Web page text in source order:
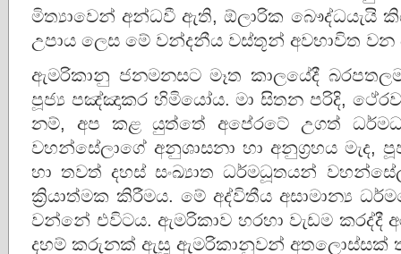
මිත්‍යාවෙන් අන්ධවී ඇති, ඕලාරික බෞද්ධයැයි
උපාය ලෙස මේ වන්දනීය වස්තූන් අවභාවිත
ඇමරිකානු ජනමනසට මෑත කාලයේදී
පූජ්‍ය පඤ්ඤාකර හිමියෝය. මා සිතන පරිදි,
නම්, අප කළ යුත්තේ අපේරටේ උගත්
වහන්සේලාගේ අනුශාසනා හා අනුග්‍රහය මැද,
හා තවත් දහස් සංඛ්‍යාත ධර්මධූතයන්
ක්‍රියාත්මක කිරීමය. මේ අද්විතීය අසාමාන්‍ය
වන්නේ එවිටය. ඇමරිකාව හරහා වැඩම කරද්දී
දහම් කරුනක් ඇසූ ඇමරිකානුවන් අතලොස්සක්